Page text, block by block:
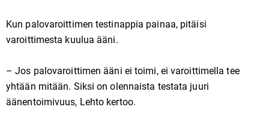
Kun palovaroittimen testinappia painaa, pitäisi
varoittimesta kuulua ääni.
– Jos palovaroittimen ääni ei toimi, ei varoittimella tee
yhtään mitään. Siksi on olennaista testata juuri
äänentoimivuus, Lehto kertoo.